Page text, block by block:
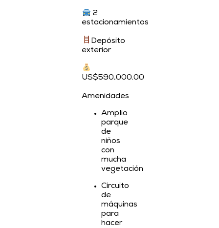
2
estacionamientos
Depósito
exterior
US$590,000.00
Amenidades
Amplio
parque
de
niños
con
mucha
vegetación
Circuito
de
máquinas
para
hacer